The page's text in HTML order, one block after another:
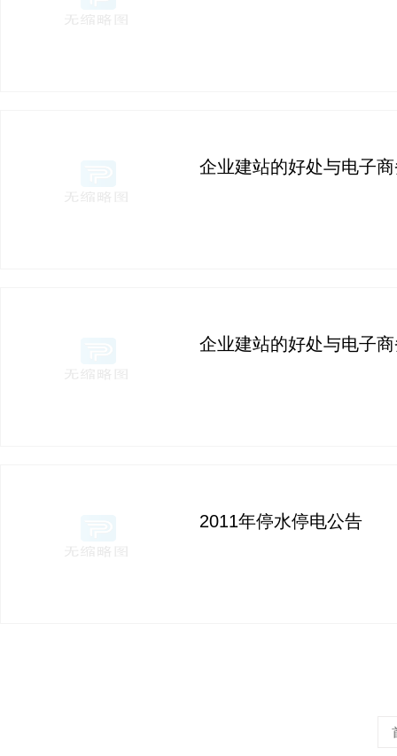
企业建站的好处与电子
企业建站的好处与电子
2011年停水停电公告